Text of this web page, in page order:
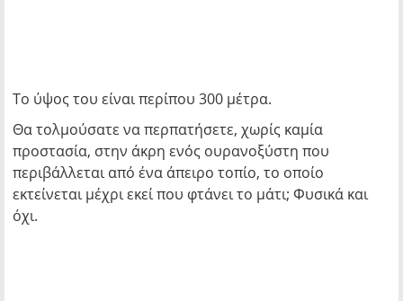
Το ύψος του είναι περίπου 300 μέτρα.
Θα τολμούσατε να περπατήσετε, χωρίς καμία
προστασία, στην άκρη ενός ουρανοξύστη που
περιβάλλεται από ένα άπειρο τοπίο, το οποίο
εκτείνεται μέχρι εκεί που φτάνει το μάτι; Φυσικά και
όχι.